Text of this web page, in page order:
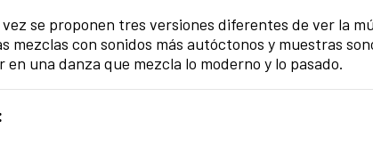
se proponen tres versiones diferentes de ver la
mezclas con sonidos más autóctonos y muestras
una danza que mezcla lo moderno y lo pasado.